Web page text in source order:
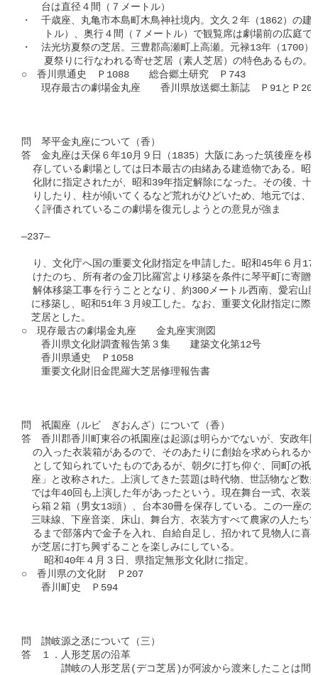
台は直径４間（７メートル）
・　千歳座、丸亀市本島町木鳥神社境内。文久２年（1862）の建
トル）、奥行４間（７メートル）で観覧席は劇場前の広庭で
・　法光坊夏祭の芝居。三豊郡高瀬町上高瀬。元禄13年（1700
    夏祭りに行なわれる寄せ芝居（素人芝居）の特色あるもの。
○　香川県通史　Ｐ1088　　総合郷土研究　Ｐ743
現存最古の劇場金丸座　　香川県放送郷土新誌　Ｐ91とＰ207
問　琴平金丸座について（香）
答　金丸座は天保６年10月９日（1835）大阪にあった筑後座を模
存している劇場としては日本最古の由緒ある建造物である。昭
化財に指定されたが、昭和39年指定解除になった。その後、十
りしたり、柱が傾いてくるなど荒れがひどいため、地元では、
  く評価されているこの劇場を復元しようとの意見が強ま
―237―
り、文化庁へ国の重要文化財指定を申請した。昭和45年６月17
けたのち、所有者の金刀比羅宮より移築を条件に琴平町に寄贈
解体移築工事を行うこととなり、約300メートル西南、愛宕山
に移築し、昭和51年３月竣工した。なお、重要文化財指定に際
芝居とした。
○　現存最古の劇場金丸座　　金丸座実測図
香川県文化財調査報告第３集　　建築文化第12号
香川県通史　Ｐ1058
重要文化財旧金毘羅大芝居修理報告書
問　祇園座（ルビ　ぎおんざ）について（香）
答　香川郡香川町東谷の祇園座は起源は明らかでないが、安政年
の入った衣装箱があるので、そのあたりに創始を求められるか
として知られていたものであるが、朝夕に打ち仰ぐ、同町の
座」と改称された。上演してきた芸題は時代物、世話物など数
では年40回も上演した年があったという。現在舞台一式、衣装
ら箱２箱（男女13頭）、台本30冊を保存している。この一座の
三味線、下座音楽、床山、舞台方、衣装方すべて農家の人たち
るまで部落内で金子を入れ、自給自足し、招かれて見物人に喜
が芝居に打ち興ずることを楽しみにしている。
    昭和40年４月３日、県指定無形文化財に指定。
○　香川県の文化財　Ｐ207
香川町史　Ｐ594
問　讃岐源之丞について（三）
答　１．人形芝居の沿革
讃岐の人形芝居(デコ芝居)が阿波から渡来したことは間違